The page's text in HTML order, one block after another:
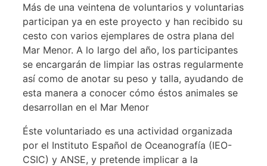
Más de una veintena de voluntarios y voluntarias
participan ya en este proyecto y han recibido su
cesto con varios ejemplares de ostra plana del
Mar Menor. A lo largo del año, los participantes
se encargarán de limpiar las ostras regularmente
así como de anotar su peso y talla, ayudando de
esta manera a conocer cómo éstos animales se
desarrollan en el Mar Menor
Éste voluntariado es una actividad organizada
por el Instituto Español de Oceanografía (IEO-
CSIC) y ANSE, y pretende implicar a la